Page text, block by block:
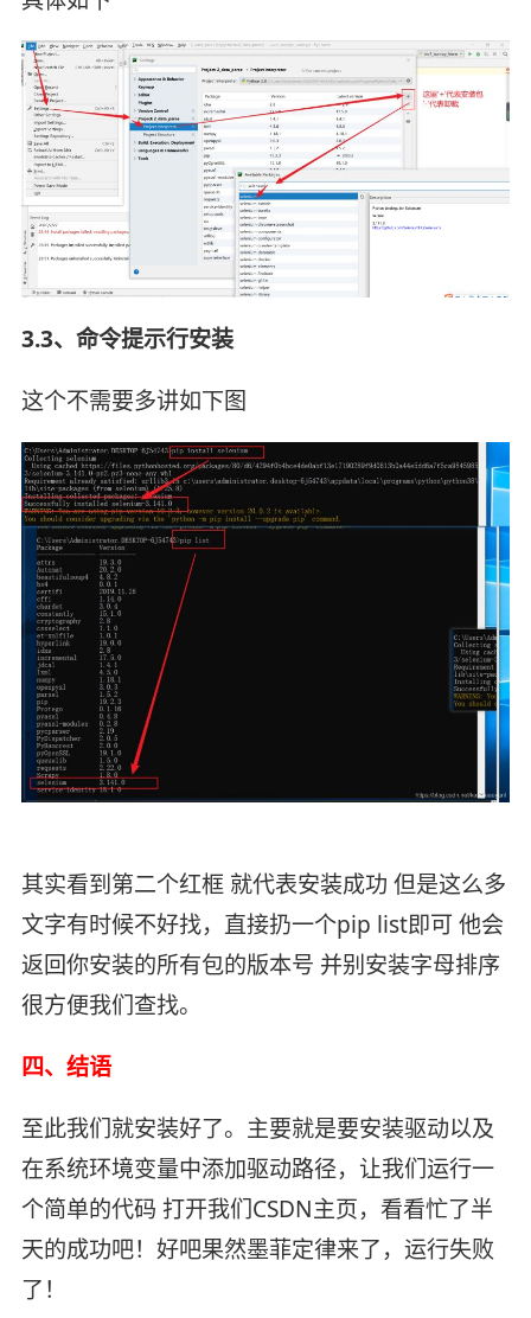
3.3、命令提示行安装
这个不需要多讲如下图
其实看到第二个红框 就代表安装成功 但是这么多
文字有时候不好找，直接扔一个pip list即可 他会
返回你安装的所有包的版本号 并别安装字母排序
很方便我们查找。
四、结语
至此我们就安装好了。主要就是要安装驱动以及
在系统环境变量中添加驱动路径，让我们运行一
个简单的代码 打开我们CSDN主页，看看忙了半
天的成功吧！好吧果然墨菲定律来了，运行失败
了！